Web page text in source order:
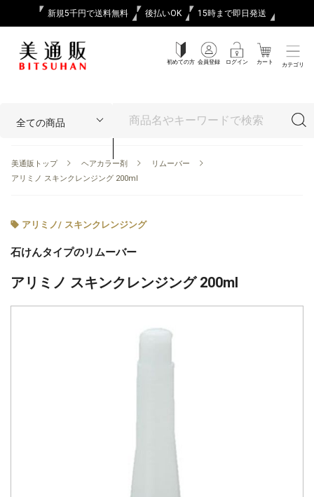
新規5千円で送料無料 後払いOK 15時まで即日発送
初めての方 会員登録 ログイン カート カテゴリ
美通販トップ ヘアカラー剤
リムーバー
アリミノ スキンクレンジング 200ml
アリミノ/ スキンクレンジング
石けんタイプのリムーバー
アリミノ スキンクレンジング 200ml